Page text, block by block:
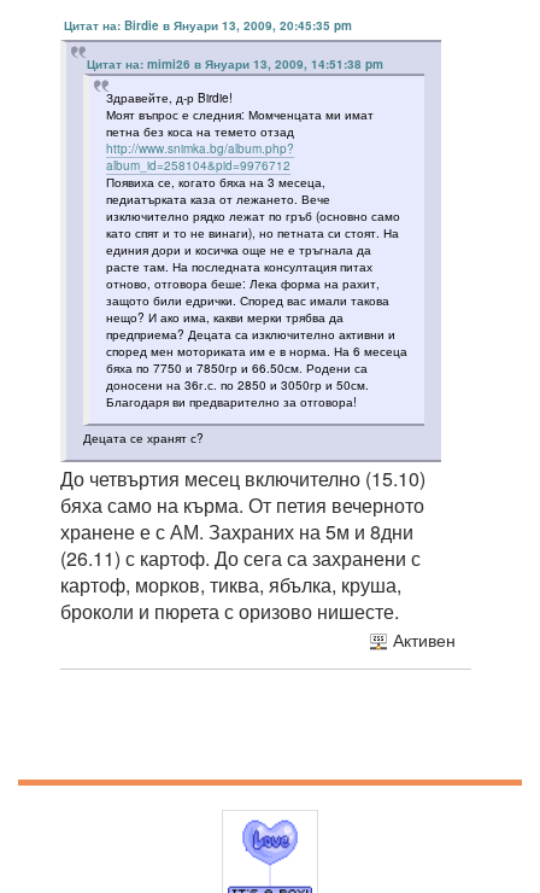
Цитат на: Birdie в Януари 13, 2009, 20:45:35 pm
Цитат на: mimi26 в Януари 13, 2009, 14:51:38 pm
Здравейте, д-р Birdie!
Моят въпрос е следния: Момченцата ми имат
петна без коса на темето отзад
http://www.snimka.bg/album.php?
album_id=258104&pid=9976712
Появиха се, когато бяха на 3 месеца,
педиатърката каза от лежането. Вече
изключително рядко лежат по гръб (основно само
като спят и то не винаги), но петната си стоят. На
единия дори и косичка още не е тръгнала да
расте там. На последната консултация питах
отново, отговора беше: Лека форма на рахит,
защото били едрички. Според вас имали такова
нещо? И ако има, какви мерки трябва да
предприема? Децата са изключително активни и
според мен моториката им е в норма. На 6 месеца
бяха по 7750 и 7850гр и 66.50см. Родени са
доносени на 36г.с. по 2850 и 3050гр и 50см.
Благодаря ви предварително за отговора!
Децата се хранят с?
До четвъртия месец включително (15.10)
бяха само на кърма. От петия вечерното
хранене е с АМ. Захраних на 5м и 8дни
(26.11) с картоф. До сега са захранени с
картоф, морков, тиква, ябълка, круша,
броколи и пюрета с оризово нишесте.
Активен